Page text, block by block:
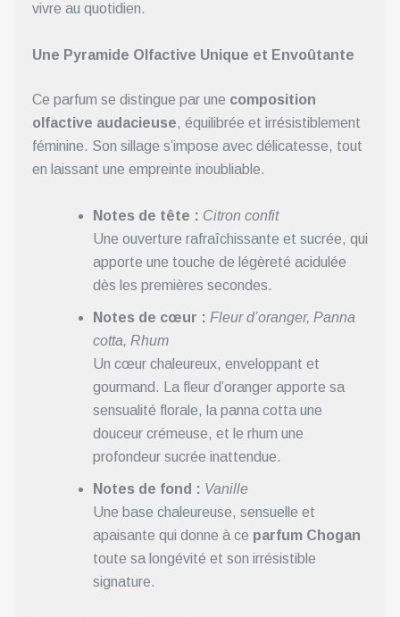
vivre au quotidien.
Une Pyramide Olfactive Unique et Envoûtante
Ce parfum se distingue par une composition
olfactive audacieuse, équilibrée et irrésistiblement
féminine. Son sillage s’impose avec délicatesse, tout
en laissant une empreinte inoubliable.
Notes de tête : Citron confit
Une ouverture rafraîchissante et sucrée, qui
apporte une touche de légèreté acidulée
dès les premières secondes.
Notes de cœur : Fleur d’oranger, Panna
cotta, Rhum
Un cœur chaleureux, enveloppant et
gourmand. La fleur d’oranger apporte sa
sensualité florale, la panna cotta une
douceur crémeuse, et le rhum une
profondeur sucrée inattendue.
Notes de fond : Vanille
Une base chaleureuse, sensuelle et
apaisante qui donne à ce parfum Chogan
toute sa longévité et son irrésistible
signature.